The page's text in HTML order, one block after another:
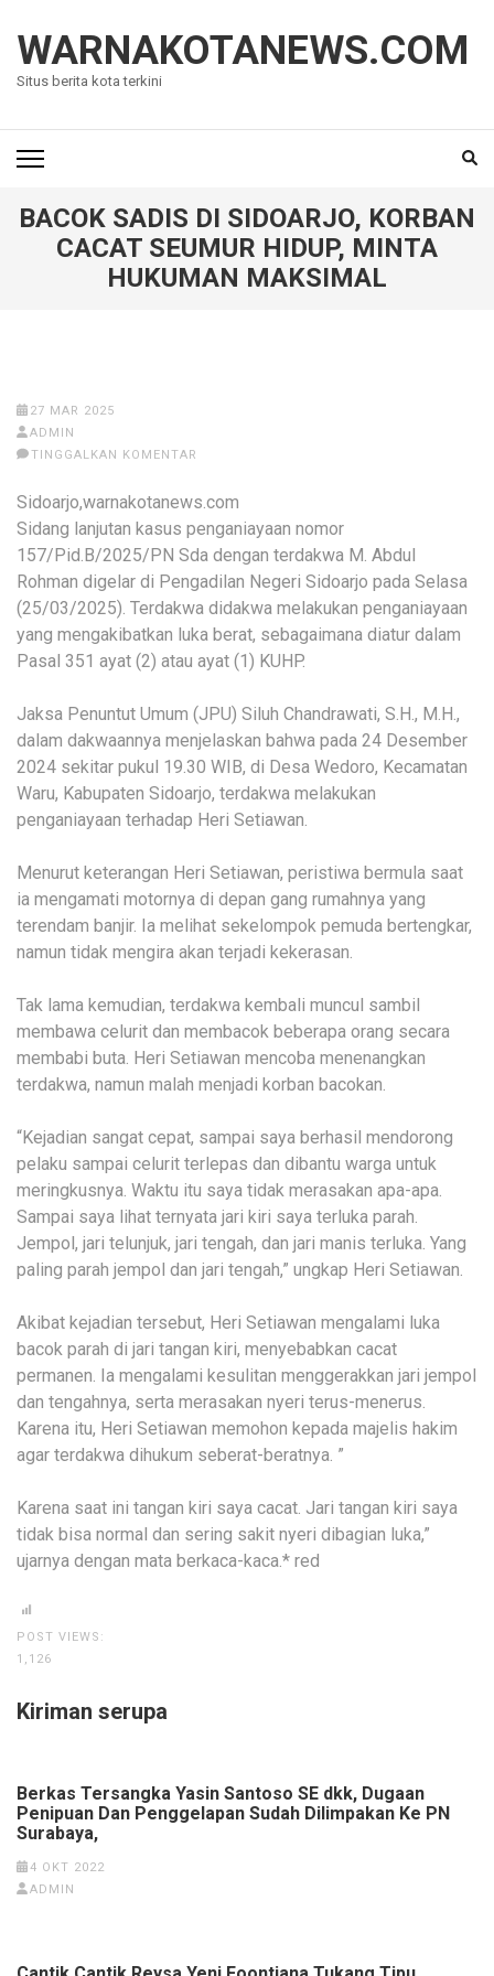
konten
(Tekan
WARNAKOTANEWS.COM
Situs berita kota terkini
BACOK SADIS DI SIDOARJO, KORBAN
CACAT SEUMUR HIDUP, MINTA
HUKUMAN MAKSIMAL
27 MAR 2025
ADMIN
TINGGALKAN KOMENTAR
Sidoarjo,warnakotanews.com
Sidang lanjutan kasus penganiayaan nomor
157/Pid.B/2025/PN Sda dengan terdakwa M. Abdul
Rohman digelar di Pengadilan Negeri Sidoarjo pada Selasa
(25/03/2025). Terdakwa didakwa melakukan penganiayaan
yang mengakibatkan luka berat, sebagaimana diatur dalam
Pasal 351 ayat (2) atau ayat (1) KUHP.
Jaksa Penuntut Umum (JPU) Siluh Chandrawati, S.H., M.H.,
dalam dakwaannya menjelaskan bahwa pada 24 Desember
2024 sekitar pukul 19.30 WIB, di Desa Wedoro, Kecamatan
Waru, Kabupaten Sidoarjo, terdakwa melakukan
penganiayaan terhadap Heri Setiawan.
Menurut keterangan Heri Setiawan, peristiwa bermula saat
ia mengamati motornya di depan gang rumahnya yang
terendam banjir. Ia melihat sekelompok pemuda bertengkar,
namun tidak mengira akan terjadi kekerasan.
Tak lama kemudian, terdakwa kembali muncul sambil
membawa celurit dan membacok beberapa orang secara
membabi buta. Heri Setiawan mencoba menenangkan
terdakwa, namun malah menjadi korban bacokan.
“Kejadian sangat cepat, sampai saya berhasil mendorong
pelaku sampai celurit terlepas dan dibantu warga untuk
meringkusnya. Waktu itu saya tidak merasakan apa-apa.
Sampai saya lihat ternyata jari kiri saya terluka parah.
Jempol, jari telunjuk, jari tengah, dan jari manis terluka. Yang
paling parah jempol dan jari tengah,” ungkap Heri Setiawan.
Akibat kejadian tersebut, Heri Setiawan mengalami luka
bacok parah di jari tangan kiri, menyebabkan cacat
permanen. Ia mengalami kesulitan menggerakkan jari jempol
dan tengahnya, serta merasakan nyeri terus-menerus.
Karena itu, Heri Setiawan memohon kepada majelis hakim
agar terdakwa dihukum seberat-beratnya. ”
Karena saat ini tangan kiri saya cacat. Jari tangan kiri saya
tidak bisa normal dan sering sakit nyeri dibagian luka,”
ujarnya dengan mata berkaca-kaca.* red
POST VIEWS:
1,126
Kiriman serupa
Berkas Tersangka Yasin Santoso SE dkk, Dugaan
Penipuan Dan Penggelapan Sudah Dilimpakan Ke PN
Surabaya,
4 OKT 2022
ADMIN